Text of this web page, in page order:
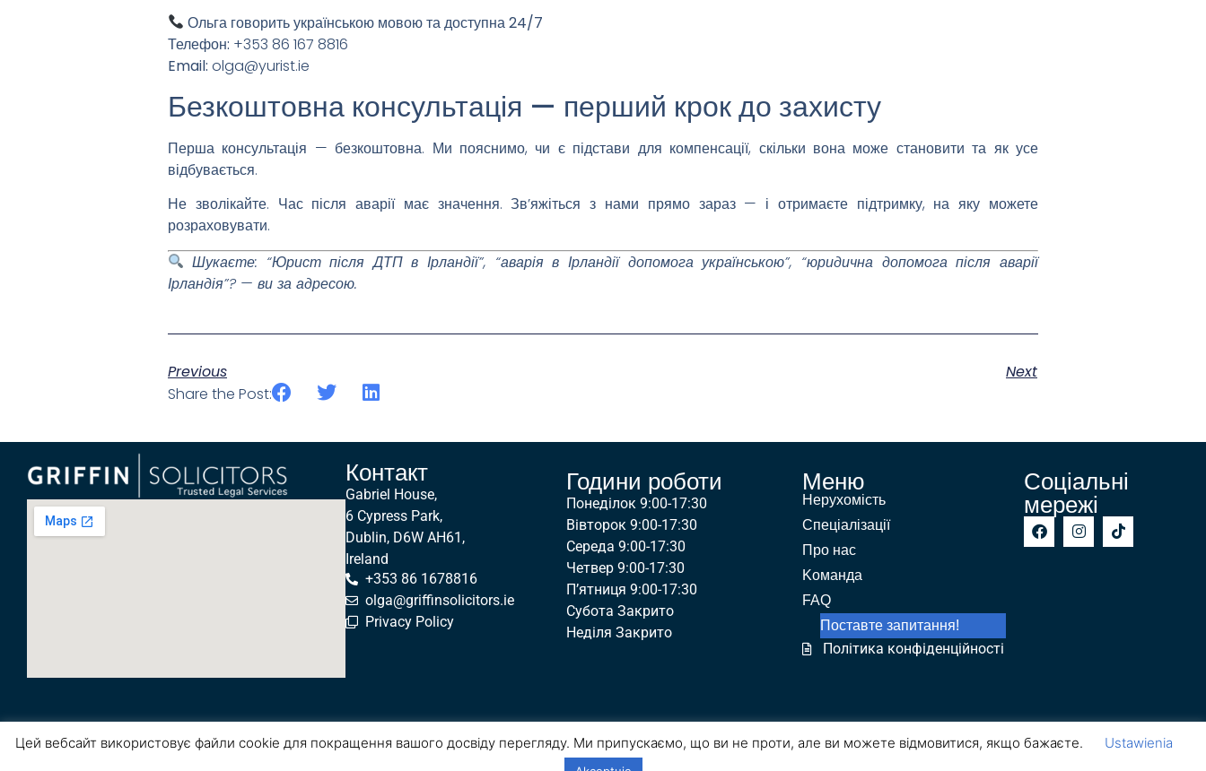
Ольга говорить українською мовою та доступна 24/7
Телефон: +353 86 167 8816
Email: olga@yurist.ie
Безкоштовна консультація — перший крок до захисту
Перша консультація — безкоштовна. Ми пояснимо, чи є підстави для компенсації, скільки вона може становити та як усе
відбувається.
Не зволікайте. Час після аварії має значення. Зв’яжіться з нами прямо зараз — і отримаєте підтримку, на яку можете
розраховувати.
Шукаєте: “Юрист після ДТП в Ірландії”, “аварія в Ірландії допомога українською”, “юридична допомога після аварії
Ірландія”? — ви за адресою.
Previous
Next
Share the Post:
Контакт
Gabriel House,
6 Cypress Park,
Dublin, D6W AH61,
Ireland
+353 86 1678816
olga@griffinsolicitors.ie
Privacy Policy
Години роботи
Понеділок 9:00-17:30
Вівторок 9:00-17:30
Середа 9:00-17:30
Четвер 9:00-17:30
П’ятниця 9:00-17:30
Субота Закрито
Неділя Закрито
Меню
Нерухомість
Спеціалізації
Про нас
Kоманда
FAQ
Поставте запитання!
Політика конфіденційності
Соціальні
мережі
Цей вебсайт використовує файли cookie для покращення вашого досвіду перегляду. Ми припускаємо, що ви не проти, але ви можете відмовитися, якщо бажаєте. Ustawienia